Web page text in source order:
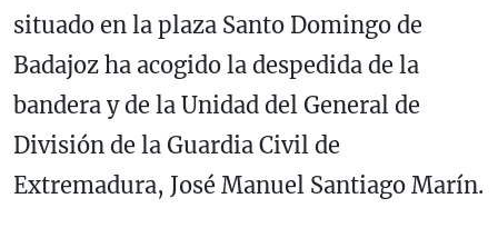
situado en la plaza Santo Domingo de
Badajoz ha acogido la despedida de la
bandera y de la Unidad del General de
División de la Guardia Civil de
Extremadura, José Manuel Santiago Marín.